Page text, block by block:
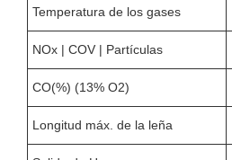
Temperatura de los gases
NOx | COV | Partículas
CO(%) (13% O2)
Longitud máx. de la leña